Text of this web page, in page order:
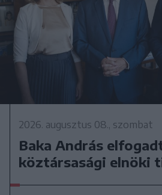
2026. augusztus 08., szombat
Baka András
köztársasági elnöki